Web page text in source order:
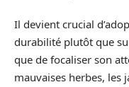
Il devient crucial
durabilité plutôt que
que de focaliser son
mauvaises herbes, les